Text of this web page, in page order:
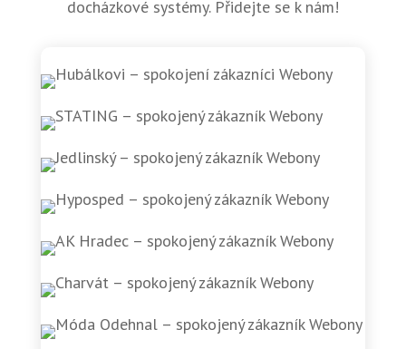
docházkové systémy. Přidejte se k nám!